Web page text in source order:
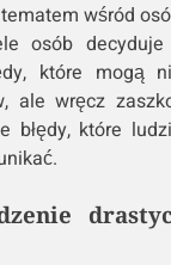
wśród
osób
które mogą
ale wręcz
błędy, które